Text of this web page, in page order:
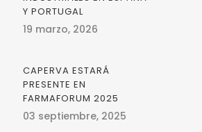
Y PORTUGAL
19 marzo, 2026
CAPERVA ESTARÁ
PRESENTE EN
FARMAFORUM 2025
03 septiembre, 2025